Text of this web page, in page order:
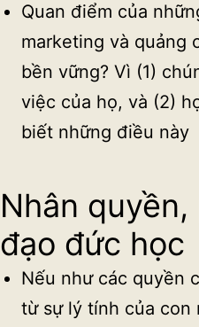
Quan điểm của
marketing và quảng
bền vững? Vì (1)
việc của họ, và (2)
biết những điều này
Nhân
đạo đức học
Nếu như các quyền
từ sự lý tính của con